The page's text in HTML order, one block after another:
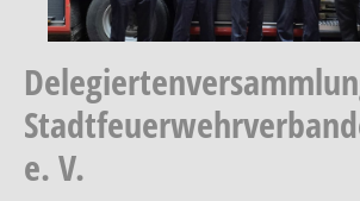
e. V.